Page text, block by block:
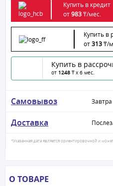
Купить в кредит
от983₸/мес.
Купить в
от313₸/
Купить в
от 1248 ₸ x 6 мес.
Самовывоз Завтра
Доставка
*Указанная дата является ориентировочной и
О ТОВАРЕ